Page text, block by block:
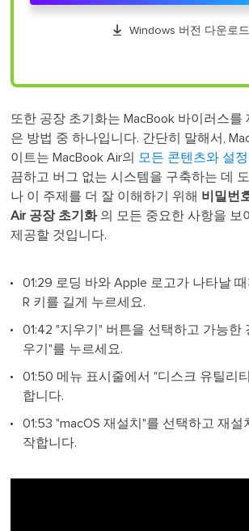
 Windows 버전 다운로드
또한 공장 초기화는 MacBook 바이러스를
은 방법 중 하나입니다. 간단히 말해서,
이트는 MacBook Air의
모든 콘텐츠와 설정
끔하고 버그 없는 시스템을 구축하는 데
나 이 주제를 더 잘 이해하기 위해 비밀번
Air 공장 초기화의 모든 중요한 사항을 보
제공할 것입니다.
01:29 로딩 바와 Apple 로고가 나타날
R 키를 길게 누르세요.
01:42 "지우기" 버튼을 선택하고 가능한
우기"를 누르세요.
01:50 메뉴 표시줄에서 "디스크 유틸리
합니다.
01:53 "macOS 재설치"를 선택하고 재설
작합니다.